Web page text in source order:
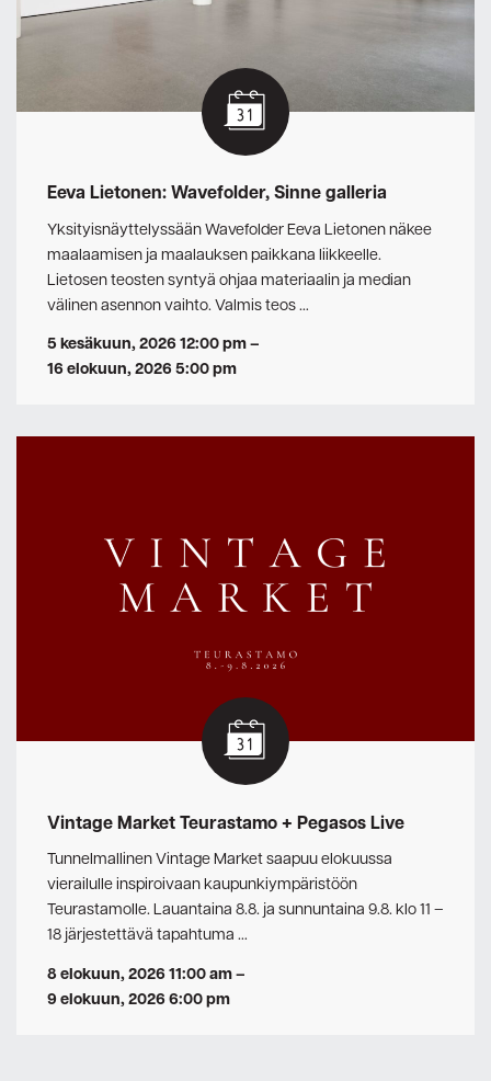
Eeva Lietonen: Wavefolder, Sinne galleria
Yksityisnäyttelyssään Wavefolder Eeva Lietonen näkee
maalaamisen ja maalauksen paikkana liikkeelle.
Lietosen teosten syntyä ohjaa materiaalin ja median
välinen asennon vaihto. Valmis teos …
5 kesäkuun, 2026 12:00 pm–
16 elokuun, 2026 5:00 pm
Vintage Market Teurastamo + Pegasos Live
Tunnelmallinen Vintage Market saapuu elokuussa
vierailulle inspiroivaan kaupunkiympäristöön
Teurastamolle. Lauantaina 8.8. ja sunnuntaina 9.8. klo 11 –
18 järjestettävä tapahtuma …
8 elokuun, 2026 11:00 am–
9 elokuun, 2026 6:00 pm